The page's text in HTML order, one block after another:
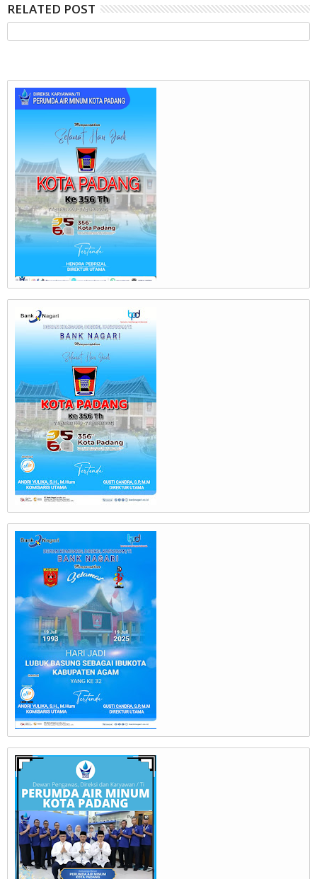
RELATED POST